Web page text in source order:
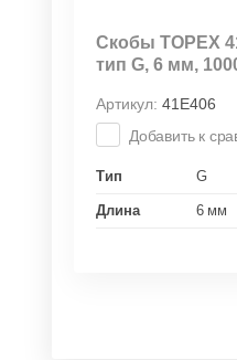
Скобы TOPEX
тип G, 6 мм,
Артикул: 41E406
Добавить к
Тип G
Длина 6 мм